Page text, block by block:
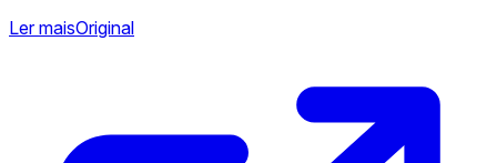
Ler maisOriginal